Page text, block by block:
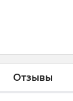
Отзывы